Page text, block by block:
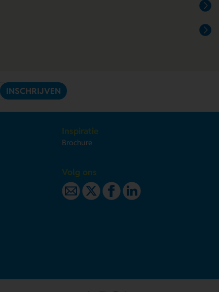
INSCHRIJVEN
Inspiratie
Brochure
Volg ons